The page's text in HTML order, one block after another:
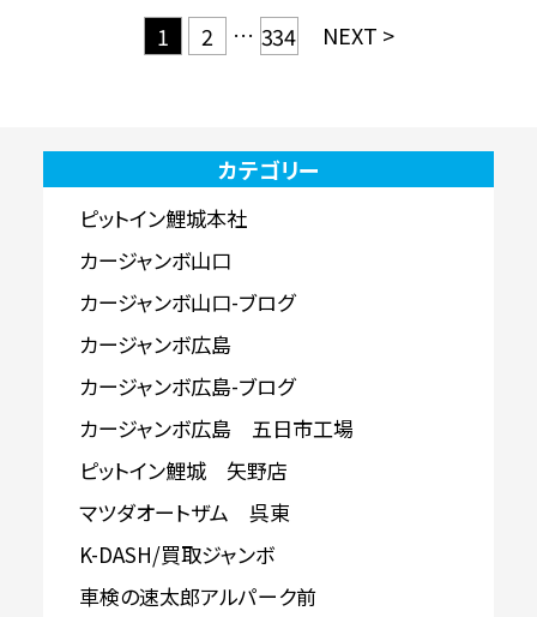
1 2 … 334 NEXT >
カテゴリー
ピットイン鯉城本社
カージャンボ山口
カージャンボ山口-ブログ
カージャンボ広島
カージャンボ広島-ブログ
カージャンボ広島 五日市工場
ピットイン鯉城 矢野店
マツダオートザム 呉東
K-DASH/買取ジャンボ
車検の速太郎アルパーク前